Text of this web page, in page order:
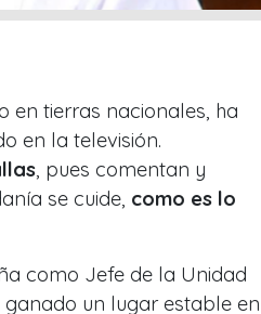
en tierras nacionales, ha
en la televisión.
, pues comentan y
se cuide, como es lo
como Jefe de la Unidad
ganado un lugar estable en